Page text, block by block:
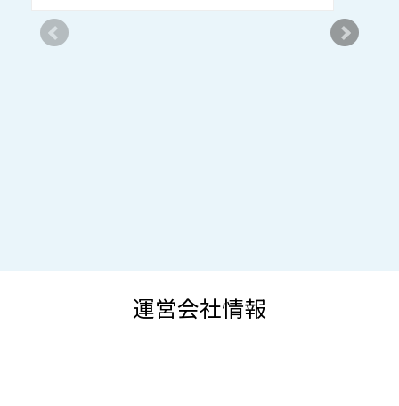
運営会社情報